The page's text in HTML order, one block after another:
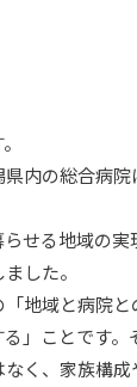
内の総合病
せる地域の
した。
地域と病院
」ことです
く、家族構